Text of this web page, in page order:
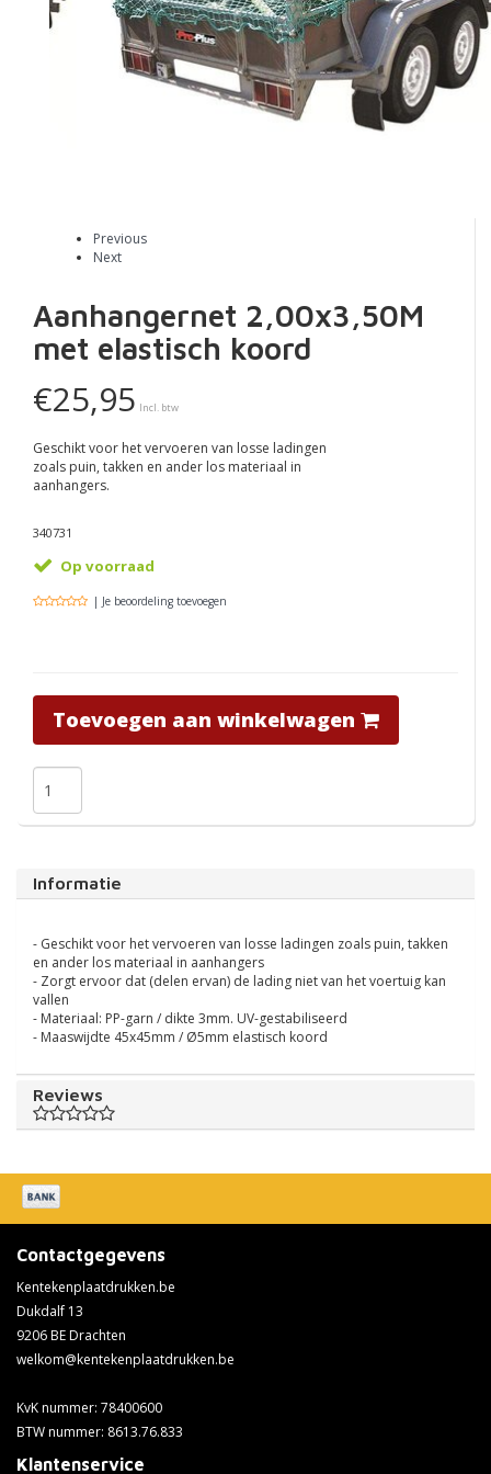
Previous
Next
Aanhangernet 2,00x3,50M
met elastisch koord
€25,95 Incl. btw
Geschikt voor het vervoeren van losse ladingen
zoals puin, takken en ander los materiaal in
aanhangers.
340731
Op voorraad
| Je beoordeling toevoegen
Toevoegen aan winkelwagen
Informatie
- Geschikt voor het vervoeren van losse ladingen zoals puin, takken
en ander los materiaal in aanhangers
- Zorgt ervoor dat (delen ervan) de lading niet van het voertuig kan
vallen
- Materiaal: PP-garn / dikte 3mm. UV-gestabiliseerd
- Maaswijdte 45x45mm / Ø5mm elastisch koord
Reviews
Contactgegevens
Kentekenplaatdrukken.be
Dukdalf 13
9206 BE Drachten
welkom@kentekenplaatdrukken.be
KvK nummer: 78400600
BTW nummer: 8613.76.833
Klantenservice